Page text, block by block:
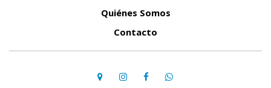
Quiénes Somos
Contacto